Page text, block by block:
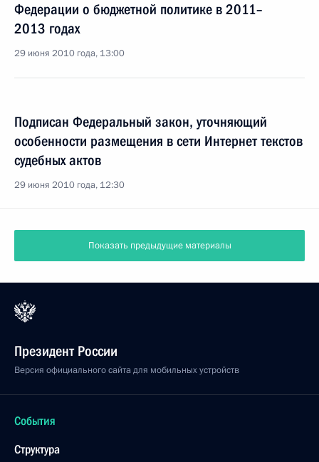
Федерации о бюджетной политике в 2011–
2013 годах
29 июня 2010 года, 13:00
Подписан Федеральный закон, уточняющий
особенности размещения в сети Интернет текстов
судебных актов
29 июня 2010 года, 12:30
Показать предыдущие материалы
Президент России
Версия официального сайта для мобильных устройств
События
Структура